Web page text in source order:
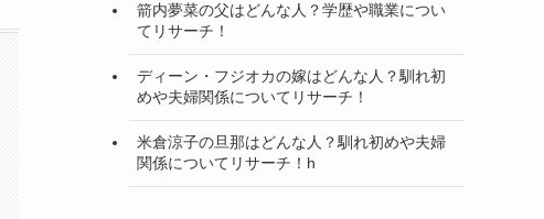
箭内夢菜の父はどんな人？学歴や職業につい
てリサーチ！
ディーン・フジオカの嫁はどんな人？馴れ初
めや夫婦関係についてリサーチ！
米倉涼子の旦那はどんな人？馴れ初めや夫婦
関係についてリサーチ！h